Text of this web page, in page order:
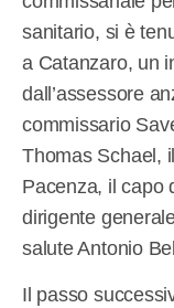
sanitario, si è
a Catanzaro, un
dall’assessore
commissario
Thomas Schael,
Pacenza, il capo
dirigente
salute Antonio
Il passo